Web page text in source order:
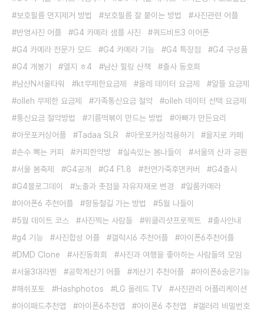
보호필름 먼지제거 방법
보호필름 잘 붙이는 방법
사진관련 어플
반영사진 어플
G4 카메라 샘플 사진
쿼드비트3 이어폰
G4 카메라 전문가 모드
G4 카메라 기능 G4 특장점
G4 구성품
G4 개봉기
엘지 ㅎ4 남산 힐링 산책
출사 동호회
남산N서울타워
kt무제한요금제 올레 데이터 요금제
알뜰 요금제
olleh 무제한 요금제
가족통신요금 절약
olleh 데이터 선택 요금제
통신요금 절약방법
기름떡볶이 만드는 방법
아빠가 만든요리
아웃포커싱어플
Tadaa SLR 아웃포커싱적용하기
을지로 카페
손수 뽁는 커피
커피한약방 실속있는 봄나들이
서울의 산과 공원
서울 봄축제
G4공개 G4 F1.8 천연가죽후면커버
G4출시
G4블로그데이
노출과 촛점을 자유자재로 변경
일룸카메라
아아폰6 추천어플
항동철길 가는 방법
5월 나들이
5월 데이트 코스
사진찍는 사람들 위클리샷프로젝트
출사안내
g4 기능
사진합성 어플 갤럭시6 추천어플
아이폰6추천어플
DMD Clone
사진동회회
사진과 여행을 좋아하는 사람들의 모임
서울3대라멘
공학계산기 어플 계산기 추천어플
아이폰6숨은기능
해쉬포토
Hashphotos LG 올레드 TV
사진관리 어플리케이션
아이패드추천앱
아이폰6추천앱 아이폰6 추천앱
갤러리 비밀번호